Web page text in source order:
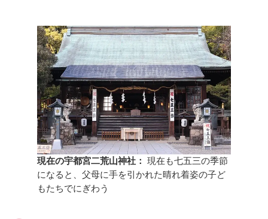
現在の宇都宮二荒山神社：
現在も七五三の季節
になると、父母に手を引かれた晴れ着姿の子ど
もたちでにぎわう